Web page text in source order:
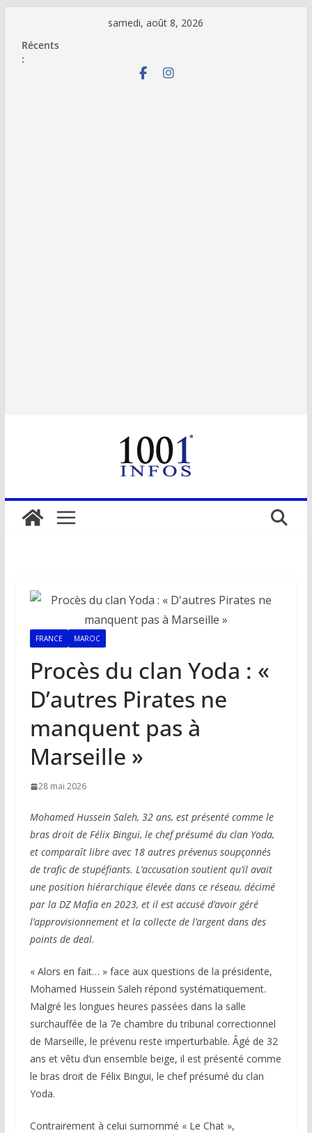
contenu
samedi, août 8, 2026
Récents
:
FRANCE MAROC
Procès du clan Yoda : «
D’autres Pirates ne
manquent pas à
Marseille »
28 mai 2026
Mohamed Hussein Saleh, 32 ans, est présenté comme le
bras droit de Félix Bingui, le chef présumé du clan Yoda,
et comparaît libre avec 18 autres prévenus soupçonnés
de trafic de stupéfiants. L’accusation soutient qu’il avait
une position hiérarchique élevée dans ce réseau, décimé
par la DZ Mafia en 2023, et il est accusé d’avoir géré
l’approvisionnement et la collecte de l’argent dans des
points de deal.
« Alors en fait… » face aux questions de la présidente,
Mohamed Hussein Saleh répond systématiquement.
Malgré les longues heures passées dans la salle
surchauffée de la 7e chambre du tribunal correctionnel
de Marseille, le prévenu reste imperturbable. Âgé de 32
ans et vêtu d’un ensemble beige, il est présenté comme
le bras droit de Félix Bingui, le chef présumé du clan
Yoda.
Contrairement à celui surnommé « Le Chat »,